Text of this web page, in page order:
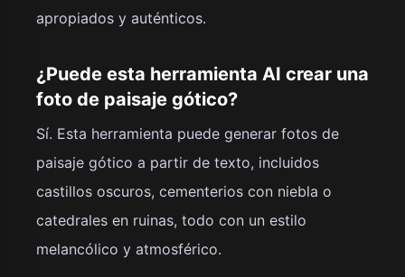
apropiados y auténticos.
¿Puede esta herramienta AI crear una
foto de paisaje gótico?
Sí. Esta herramienta puede generar fotos de
paisaje gótico a partir de texto, incluidos
castillos oscuros, cementerios con niebla o
catedrales en ruinas, todo con un estilo
melancólico y atmosférico.